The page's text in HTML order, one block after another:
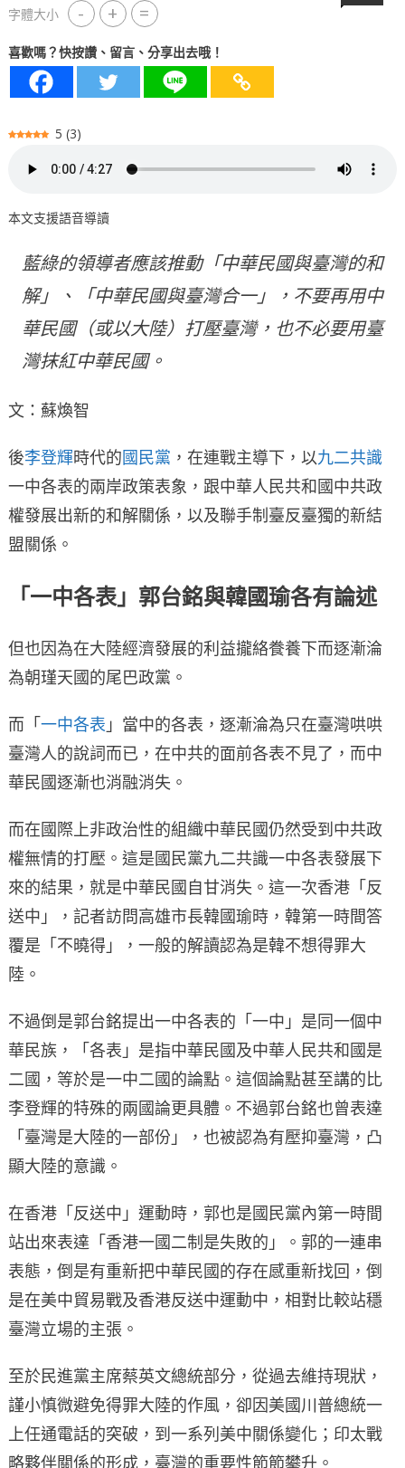
字體大小 - + =
喜歡嗎？快按讚、留言、分享出去哦！
5 (3)
本文支援語音導讀
藍綠的領導者應該推動「中華民國與臺灣的和
解」、「中華民國與臺灣合一」，不要再用中
華民國（或以大陸）打壓臺灣，也不必要用臺
灣抹紅中華民國。
文：蘇煥智
後李登輝時代的國民黨 ，在連戰主導下，以九二共識
一中各表的兩岸政策表象，跟中華人民共和國中共政
權發展出新的和解關係，以及聯手制臺反臺獨的新結
盟關係。
「一中各表」郭台銘與韓國瑜各有論述
但也因為在大陸經濟發展的利益攏絡飬養下而逐漸淪
為朝瑾天國的尾巴政黨。
而「一中各表 」當中的各表，逐漸淪為只在臺灣哄哄
臺灣人的說詞而已，在中共的面前各表不見了，而中
華民國逐漸也消融消失。
而在國際上非政治性的組織中華民國仍然受到中共政
權無情的打壓。這是國民黨九二共識一中各表發展下
來的結果，就是中華民國自甘消失。這一次香港「反
送中」，記者訪問高雄市長韓國瑜時，韓第一時間答
覆是「不曉得」，一般的解讀認為是韓不想得罪大
陸。
不過倒是郭台銘提出一中各表的「一中」是同一個中
華民族，「各表」是指中華民國及中華人民共和國是
二國，等於是一中二國的論點。這個論點甚至講的比
李登輝的特殊的兩國論更具體。不過郭台銘也曾表達
「臺灣是大陸的一部份」，也被認為有壓抑臺灣，凸
顯大陸的意識。
在香港「反送中」運動時，郭也是國民黨內第一時間
站出來表達「香港一國二制是失敗的」。郭的一連串
表態，倒是有重新把中華民國的存在感重新找回，倒
是在美中貿易戰及香港反送中運動中，相對比較站穩
臺灣立場的主張。
至於民進黨主席蔡英文總統部分，從過去維持現狀，
謹小慎微避免得罪大陸的作風，卻因美國川普總統一
上任通電話的突破，到一系列美中關係變化；印太戰
略夥伴關係的形成，臺灣的重要性節節攀升。